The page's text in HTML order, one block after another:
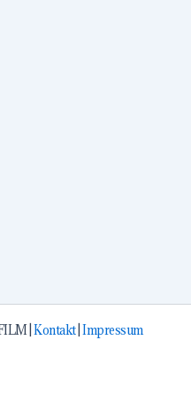
|Kontakt|Impressum